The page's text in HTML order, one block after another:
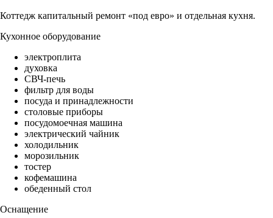
Коттедж капитальный ремонт «под евро» и отдельная кухня.
Кухонное оборудование
электроплита
духовка
СВЧ-печь
фильтр для воды
посуда и принадлежности
столовые приборы
посудомоечная машина
электрический чайник
холодильник
морозильник
тостер
кофемашина
обеденный стол
Оснащение